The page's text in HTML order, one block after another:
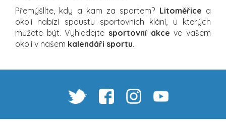
Přemýšlíte, kdy a kam za sportem? Litoměřice a
okolí nabízí spoustu sportovních klání, u kterých
můžete být. Vyhledejte sportovní akce ve vašem
okolí v našem kalendáři sportu.